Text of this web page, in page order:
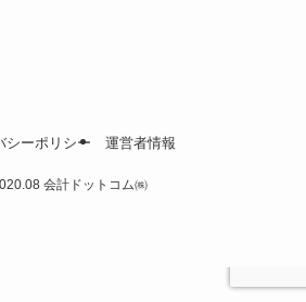
シーポリシー 運営者情報
会計ドットコム㈱